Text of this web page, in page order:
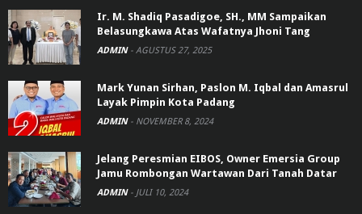
Ir. M. Shadiq Pasadigoe, SH., MM Sampaikan
Belasungkawa Atas Wafatnya Jhoni Tang
ADMIN - AGUSTUS 27, 2025
Mark Yunan Sirhan, Paslon M. Iqbal dan Amasrul
Layak Pimpin Kota Padang
ADMIN - NOVEMBER 8, 2024
Jelang Peresmian EIBOS, Owner Emersia Group
Jamu Rombongan Wartawan Dari Tanah Datar
ADMIN - JULI 10, 2024